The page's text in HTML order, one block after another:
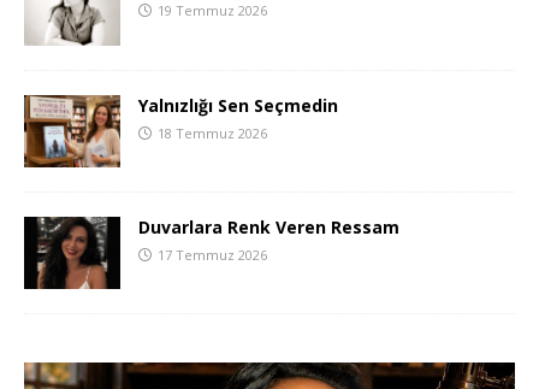
19 Temmuz 2026
Yalnızlığı Sen Seçmedin
18 Temmuz 2026
Duvarlara Renk Veren Ressam
17 Temmuz 2026